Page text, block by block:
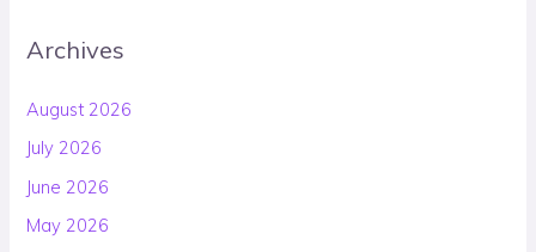
Archives
August 2026
July 2026
June 2026
May 2026